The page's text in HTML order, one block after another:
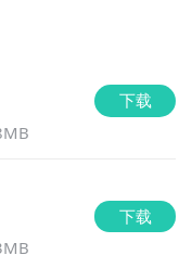
下载
下载